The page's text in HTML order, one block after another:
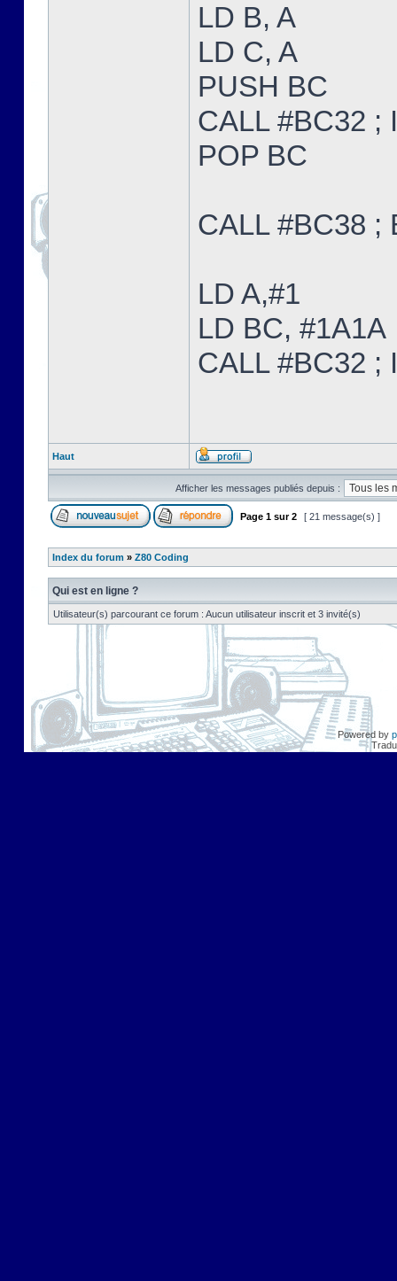
LD B, A
LD C, A
PUSH BC
CALL #BC32 ;
POP BC
CALL #BC38 ;
LD A,#1
LD BC, #1A1A
CALL #BC32 ;
Haut
Afficher les messages publiés depuis :
Page 1 sur2 [ 21 message(s) ]
Index du forum » Z80 Coding
Qui est en ligne ?
Utilisateur(s) parcourant ce forum : Aucun utilisateur inscrit et 3 invité(s)
Powered by